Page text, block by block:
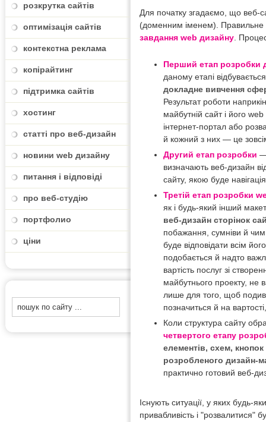
розкрутка сайтів
оптимізація сайтів
контекстна реклама
копірайтинг
підтримка сайтів
хостинг
статті про веб-дизайн
новини web дизайну
питання і відповіді
про веб-студію
портфолио
ціни
Для початку згадаємо, що веб-
(доменним іменем). Правильне
завдання web дизайну.
Перший етап розробки
даному етапі
докладне вивчення
Результат роботи
майбутній сайт і його
інтернет-портал або
й кожний з них — це
Другий етап розробки
визначають веб-дизайн
сайту, якою буде
Третій етап розробки
як і будь-який інший
веб-дизайн сторінок
побажання, сумніви й
буде відповідати всім
подобається й надто
вартість послуг зі
майбутнього проекту, не
лише для того, щоб
позначиться й на
Коли структура сайту
четвертого етапу
елементів, схем,
розробленого дизайн-
практично готовий веб-
Існують ситуації, у яких будь-
привабливість і